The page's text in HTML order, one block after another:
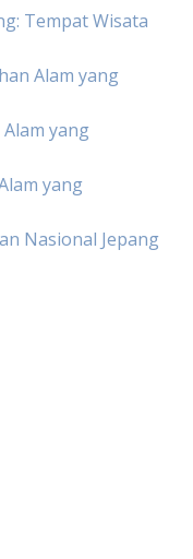
Tempat Wisata
Alam yang
yang
yang
Nasional Jepang